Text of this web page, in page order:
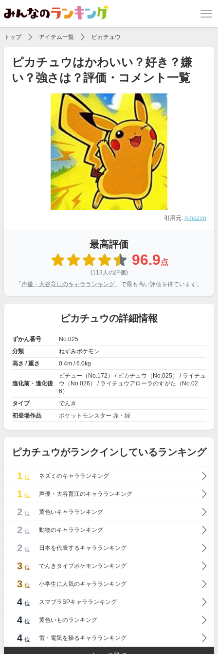
トップ アイテム一覧 ピカチュウ
ピカチュウはかわいい？好き？嫌
い？強さは？評価・コメント一覧
引用元: Amazon
最高評価
96.9点
(113人の評価)
「 声優・大谷育江のキャラランキング 」で最も高い評価を得ています。
ピカチュウの詳細情報
ずかん番号
No.025
分類
ねずみポケモン
高さ / 重さ
0.4m / 6.0kg
進化前・進化後
ピチュー（No.172） / ピカチュウ（No.025） / ライチュ
ウ（No.026） / ライチュウアローラのすがた（No.02
6）
タイプ
でんき
初登場作品
ポケットモンスター 赤・緑
ピカチュウがランクインしているランキング
1 位 ネズミのキャラランキング
1 位 声優・大谷育江のキャラランキング
2 位 黄色いキャラランキング
2 位 動物のキャラランキング
2 位 日本を代表するキャラランキング
3 位 でんきタイプポケモンランキング
3 位 小学生に人気のキャラランキング
4 位 スマブラSPキャラランキング
4 位 黄色いものランキング
4 位 雷・電気を操るキャラランキング